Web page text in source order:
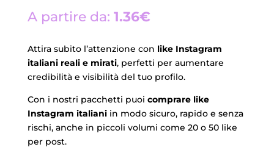
A partire da: 1.36€
Attira subito l’attenzione con like Instagram
italiani reali e mirati, perfetti per aumentare
credibilità e visibilità del tuo profilo.
Con i nostri pacchetti puoi comprare like
Instagram italianiin modo sicuro, rapido e senza
rischi, anche in piccoli volumi come 20 o 50 like
per post.